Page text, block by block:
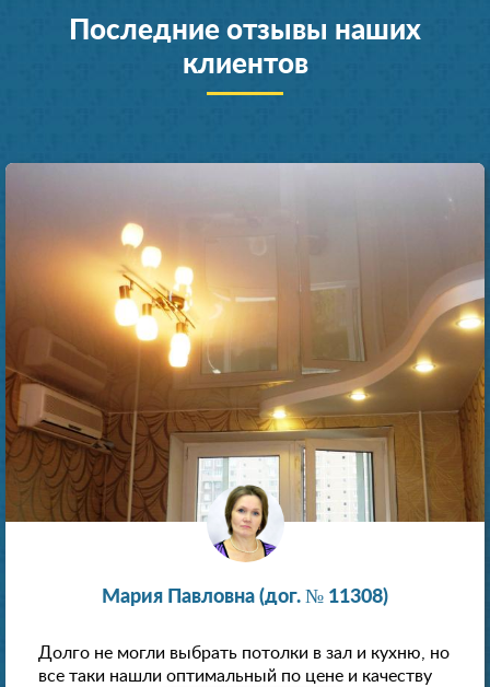
Последние отзывы наших
клиентов
Мария Павловна (дог. № 11308)
Долго не могли выбрать потолки в зал и кухню, но
все таки нашли оптимальный по цене и качеству